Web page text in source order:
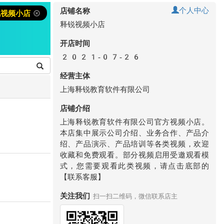
频小店 店铺名称 个人中心
释锐视频小店
开店时间
2021-07-26
经营主体
上海释锐教育软件有限公司
店铺介绍
上海释锐教育软件有限公司官方视频小店。
本店集中展示公司介绍、业务合作、产品介
绍、产品演示、产品培训等各类视频，欢迎
收藏和免费观看。部分视频启用受邀观看模
式，您需要观看此类视频，请点击底部的
【联系客服】
关注我们 扫一扫二维码，微信联系店主